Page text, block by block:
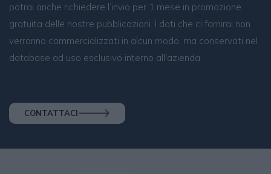
potrai anche richiedere l’invio per 1 mese in promozione
gratuita delle nostre pubblicazioni. I dati che ci fornirai non
verranno commercializzati in alcun modo, ma conservati nel
database ad uso esclusivo interno all'azienda.
CONTATTACI